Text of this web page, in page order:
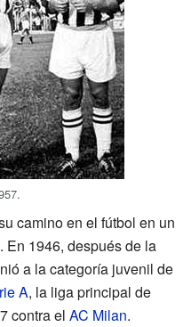
camino en el fútbol en un
En 1946, después de la
a la categoría juvenil de
A, la liga principal de
contra el AC Milan.